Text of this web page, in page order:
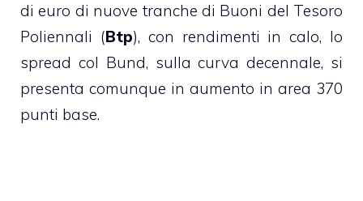
di euro di nuove tranche di Buoni del Tesoro
Poliennali (Btp), con rendimenti in calo, lo
spread col Bund, sulla curva decennale, si
presenta comunque in aumento in area 370
punti base.